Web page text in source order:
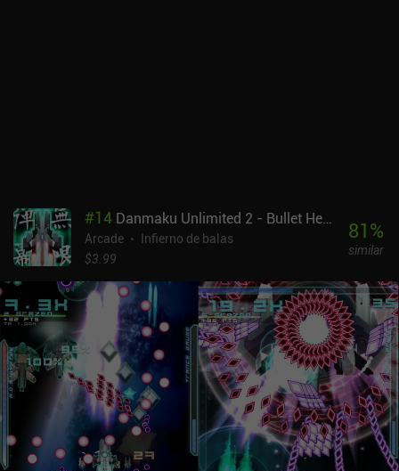
que nos permiten hacernos más fuertes más rápido. Estos iAP
pueden suponer una gran diferencia, pero como juego casual, la
jugabilidad básica y las partidas de 10-15 minutos son pulidas y
divertidas.
#14 Danmaku Unlimited 2 - Bullet Hell Shmup
Arcade
Infierno de balas
$3.99
81%
similar